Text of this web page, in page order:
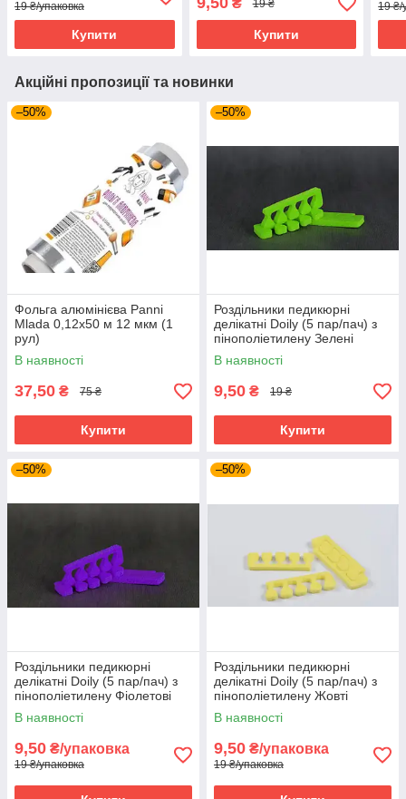
19 ₴/упаковка
Купити
₴ 19 ₴
Купити
19 ₴/
Акційні пропозиції та новинки
–50%
Фольга алюмінієва Panni
Mlada 0,12x50 м 12 мкм (1
рул)
В наявності
37,50 ₴ 75 ₴
Купити
–50%
Роздільники педикюрні
делікатні Doily (5 пар/пач) з
пінополіетилену Зелені
В наявності
9,50 ₴ 19 ₴
Купити
–50%
Роздільники педикюрні
делікатні Doily (5 пар/пач) з
пінополіетилену Фіолетові
В наявності
9,50 ₴/упаковка
19 ₴/упаковка
–50%
Роздільники педикюрні
делікатні Doily (5 пар/пач) з
пінополіетилену Жовті
В наявності
9,50 ₴/упаковка
19 ₴/упаковка